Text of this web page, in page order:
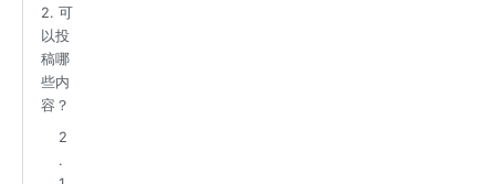
2. 可
以投
稿哪
些内
容？
2
.